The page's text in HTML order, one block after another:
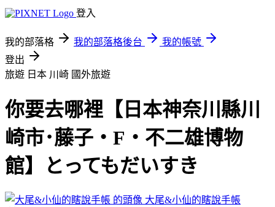
登入
我的部落格 我的部落格後台
我的帳號
登出
旅遊 日本 川崎 國外旅遊
你要去哪裡【日本神奈川縣川
崎市･藤子・F・不二雄博物
館】とってもだいすき
大尾&小仙的瞎說手帳